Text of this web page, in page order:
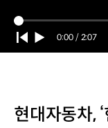
Current
Time
0:00 / 2:07
현대자동차,